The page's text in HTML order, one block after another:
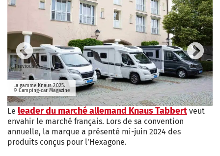
Previous
La gamme Knaus 2025.
© Camping-car Magazine
Next
Le leader du marché allemand Knaus Tabbert veut
envahir le marché français. Lors de sa convention
annuelle, la marque a présenté mi-juin 2024 des
produits conçus pour l’Hexagone.